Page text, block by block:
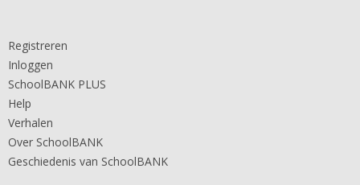
Registreren
Inloggen
SchoolBANK PLUS
Help
Verhalen
Over SchoolBANK
Geschiedenis van SchoolBANK